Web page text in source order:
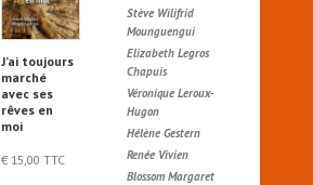
J’ai toujours
marché
avec ses
rêves en
moi
€ 15,00 TTC
Stève Wilifrid
Mounguengui
Elizabeth Legros
Chapuis
Véronique Leroux-
Hugon
Hélène Gestern
Renée Vivien
Blossom Margaret